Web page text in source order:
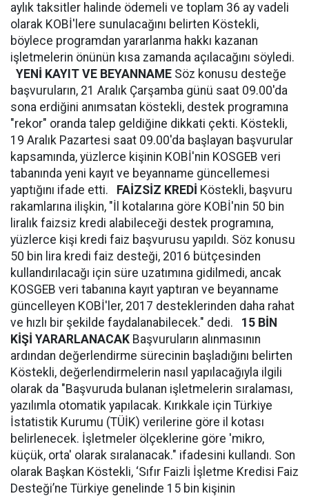
aylık taksitler halinde ödemeli ve toplam 36 ay vadeli
olarak KOBİ'lere sunulacağını belirten Köstekli,
böylece programdan yararlanma hakkı kazanan
işletmelerin önünün kısa zamanda açılacağını söyledi.
YENİ KAYIT VE BEYANNAME Söz konusu desteğe
başvuruların, 21 Aralık Çarşamba günü saat 09.00'da
sona erdiğini anımsatan köstekli, destek programına
"rekor" oranda talep geldiğine dikkati çekti. Köstekli,
19 Aralık Pazartesi saat 09.00'da başlayan başvurular
kapsamında, yüzlerce kişinin KOBİ'nin KOSGEB veri
tabanında yeni kayıt ve beyanname güncellemesi
yaptığını ifade etti.
FAİZSİZ KREDİ Köstekli, başvuru
rakamlarına ilişkin, "İl kotalarına göre KOBİ'nin 50 bin
liralık faizsiz kredi alabileceği destek programına,
yüzlerce kişi kredi faiz başvurusu yapıldı. Söz konusu
50 bin lira kredi faiz desteği, 2016 bütçesinden
kullandırılacağı için süre uzatımına gidilmedi, ancak
KOSGEB veri tabanına kayıt yaptıran ve beyanname
güncelleyen KOBİ'ler, 2017 desteklerinden daha rahat
ve hızlı bir şekilde faydalanabilecek." dedi. 15 BİN
KİŞİ YARARLANACAK Başvuruların alınmasının
ardından değerlendirme sürecinin başladığını belirten
Köstekli, değerlendirmelerin nasıl yapılacağıyla ilgili
olarak da "Başvuruda bulanan işletmelerin sıralaması,
yazılımla otomatik yapılacak. Kırıkkale için Türkiye
İstatistik Kurumu (TÜİK) verilerine göre il kotası
belirlenecek. İşletmeler ölçeklerine göre 'mikro,
küçük, orta' olarak sıralanacak." ifadesini kullandı. Son
olarak Başkan Köstekli, ‘Sıfır Faizli İşletme Kredisi Faiz
Desteği’ne Türkiye genelinde 15 bin kişinin